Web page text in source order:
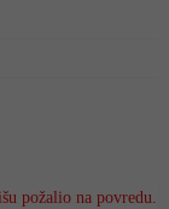
požalio na povredu.